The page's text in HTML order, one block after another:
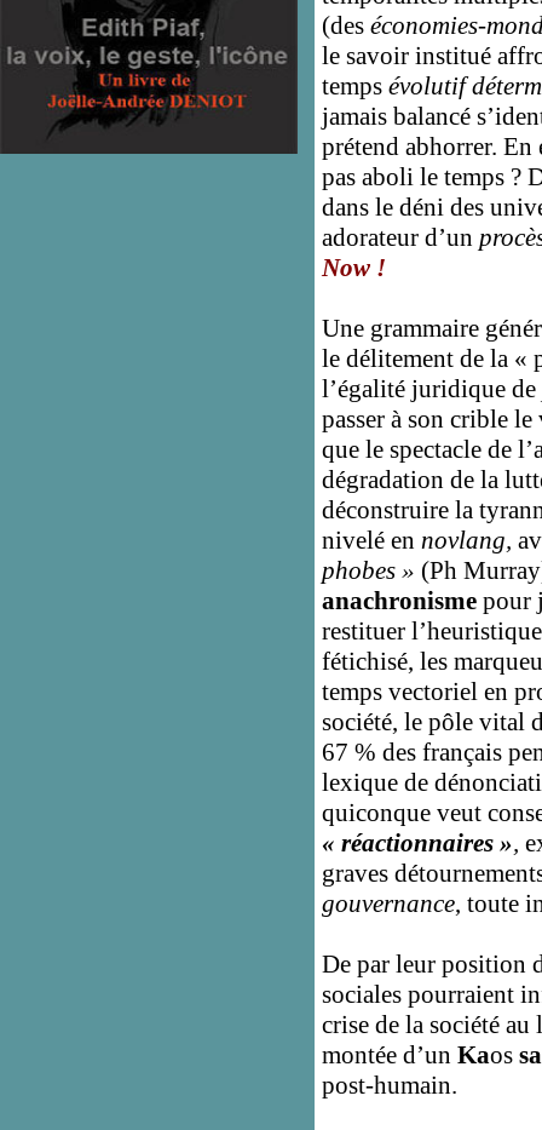
(des économies-
le savoir institué
temps évolutif
jamais balancé
prétend abhorrer. En
pas aboli le temps ?
dans le déni des
adorateur d’un
Now !
Une grammaire
le délitement de la «
l’égalité juridique de
passer à son crible
que le spectacle de
dégradation de la
déconstruire la
nivelé en novlang,
phobes » (Ph
anachronisme pour
restituer
fétichisé, les
temps vectoriel en
société, le pôle vital
67 % des français
lexique de
quiconque veut
« réactionnaires »,
graves
gouvernance, toute
De par leur position
sociales pourraient
crise de la société
montée d’un Kaos
post-humain.